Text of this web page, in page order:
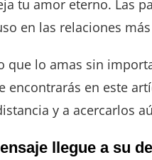
tu amor eterno. Las
en las relaciones
que lo amas sin
encontrarás en este
y a acercarlos
llegue a su